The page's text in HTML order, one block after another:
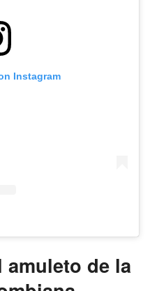
Instagram
amuleto de la